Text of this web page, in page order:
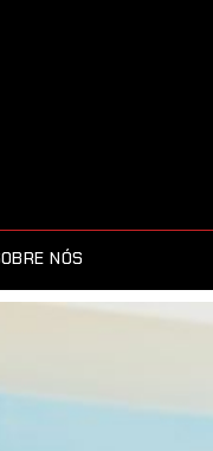
NÓS